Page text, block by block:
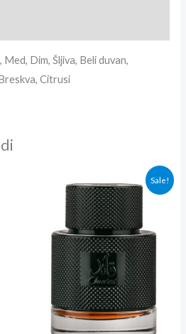
Dim, Šljiva, Beli duvan,
Citrusi
Sale!
cena
je
bila:
3,600.00rsd.
Trenutna
cena
je: